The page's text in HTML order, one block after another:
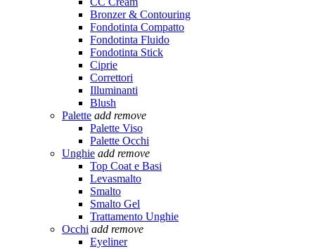
Bronzer & Contouring
Fondotinta Compatto
Fondotinta Fluido
Fondotinta Stick
Ciprie
Correttori
Illuminanti
Blush
Palette add remove
Palette Viso
Palette Occhi
Unghie add remove
Top Coat e Basi
Levasmalto
Smalto
Smalto Gel
Trattamento Unghie
Occhi add remove
Eyeliner